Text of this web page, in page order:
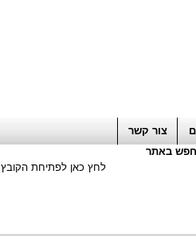
צור קשר
חפש באתר
לחץ כאן לפתיחת הקובץ